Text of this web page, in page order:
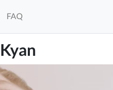
FAQ